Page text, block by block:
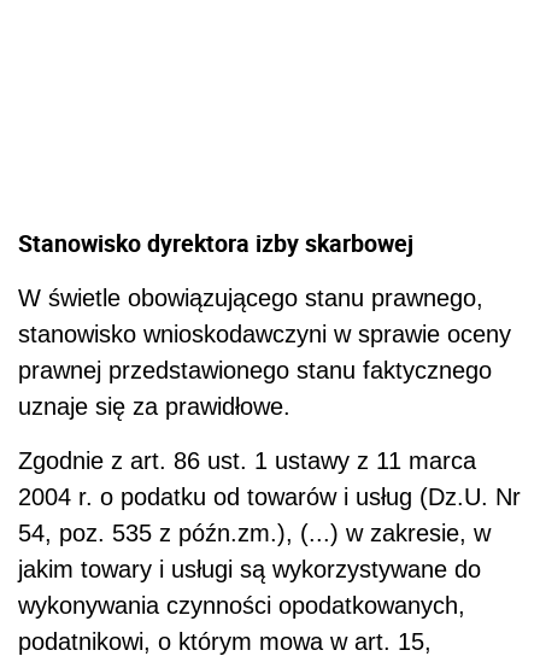
Stanowisko dyrektora izby skarbowej
W świetle obowiązującego stanu prawnego,
stanowisko wnioskodawczyni w sprawie oceny
prawnej przedstawionego stanu faktycznego
uznaje się za prawidłowe.
Zgodnie z art. 86 ust. 1 ustawy z 11 marca
2004 r. o podatku od towarów i usług (Dz.U. Nr
54, poz. 535 z późn.zm.), (...) w zakresie, w
jakim towary i usługi są wykorzystywane do
wykonywania czynności opodatkowanych,
podatnikowi, o którym mowa w art. 15,